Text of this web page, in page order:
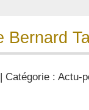
Bernard
Catégorie : Actu-